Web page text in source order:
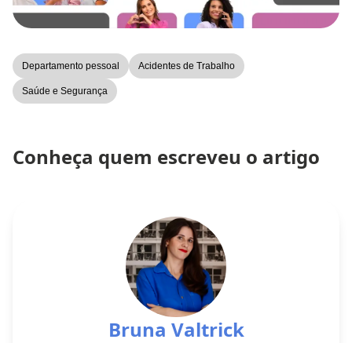
Departamento pessoal Acidentes de Trabalho
Saúde e Segurança
Conheça quem escreveu o artigo
Bruna Valtrick